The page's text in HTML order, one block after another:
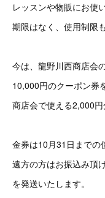
レッスンや物販にお使
期限はなく、使用制限
今は、龍野川西商店会
10,000円のクーポン券
商店会で使える2,000円
金券は10月31日までの
遠方の方はお振込み頂
を発送いたします。